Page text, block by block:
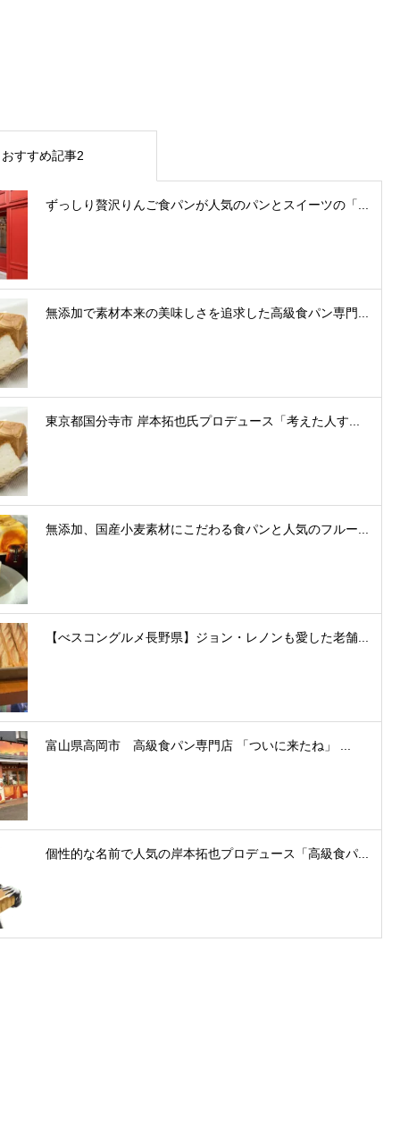
おすすめ記事2
ずっしり贅沢りんご食パンが人気のパンとスイーツの「...
無添加で素材本来の美味しさを追求した高級食パン専門...
東京都国分寺市 岸本拓也氏プロデュース「考えた人す...
無添加、国産小麦素材にこだわる食パンと人気のフルー...
【べスコングルメ長野県】ジョン・レノンも愛した老舗...
富山県高岡市 高級食パン専門店 「ついに来たね」 ...
個性的な名前で人気の岸本拓也プロデュース「高級食パ...